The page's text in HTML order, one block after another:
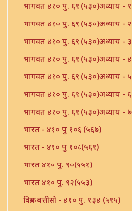
भागवत ४१० पु. ६९ (५३०)अध्याय - १
भागवत ४१० पु. ६९ (५३०)अध्याय - २
भागवत ४१० पु. ६९ (५३०)अध्याय - ३
भागवत ४१० पु. ६९ (५३०)अध्याय - ४
भागवत ४१० पु. ६९ (५३०)अध्याय - ५
भागवत ४१० पु. ६९ (५३०)अध्याय - ६
भागवत ४१० पु. ६९ (५३०)अध्याय - ७
भारत - ४१० पु १०६ (५६७)
भारत - ४१० पु १०८(५६९)
भारत ४१० पु. ९०(५५१)
भारत ४१० पु. ९२(५५३)
विक्रम बत्तीसी - ४१० पु. १३४ (५९५)